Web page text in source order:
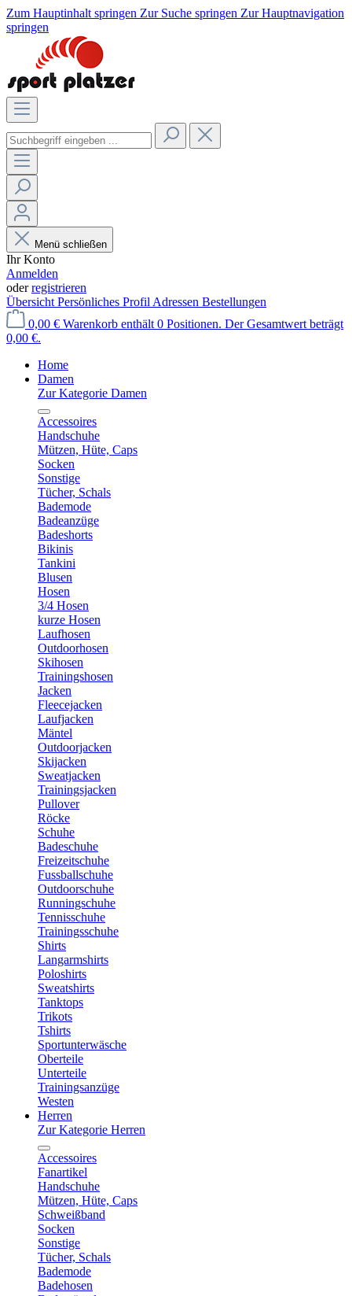
Zum Hauptinhalt springen Zur Suche springen Zur Hauptnavigation
springen
Menü schließen
Ihr Konto
Anmelden
oderregistrieren
Übersicht Persönliches Profil Adressen Bestellungen
0,00 € Warenkorb enthält 0 Positionen. Der Gesamtwert beträgt
0,00 €.
Home
Damen
Zur Kategorie Damen
Accessoires
Handschuhe
Mützen, Hüte, Caps
Socken
Sonstige
Tücher, Schals
Bademode
Badeanzüge
Badeshorts
Bikinis
Tankini
Blusen
Hosen
3/4 Hosen
kurze Hosen
Laufhosen
Outdoorhosen
Skihosen
Trainingshosen
Jacken
Fleecejacken
Laufjacken
Mäntel
Outdoorjacken
Skijacken
Sweatjacken
Trainingsjacken
Pullover
Röcke
Schuhe
Badeschuhe
Freizeitschuhe
Fussballschuhe
Outdoorschuhe
Runningschuhe
Tennisschuhe
Trainingsschuhe
Shirts
Langarmshirts
Poloshirts
Sweatshirts
Tanktops
Trikots
Tshirts
Sportunterwäsche
Oberteile
Unterteile
Trainingsanzüge
Westen
Herren
Zur Kategorie Herren
Accessoires
Fanartikel
Handschuhe
Mützen, Hüte, Caps
Schweißband
Socken
Sonstige
Tücher, Schals
Bademode
Badehosen